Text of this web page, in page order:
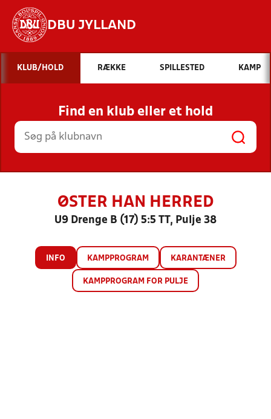
DBU JYLLAND
Hvad vil du søge efter?
INDHOLD OG NYHEDER
STILLINGER, RESULTATER, KLUBBER OG
HOLD
KLUB/HOLD RÆKKE SPILLESTED KAMP
Find en klub eller et hold
ØSTER HAN HERRED
U9 Drenge B (17) 5:5 TT, Pulje 38
INFO KAMPPROGRAM KARANTÆNER
KAMPPROGRAM FOR PULJE